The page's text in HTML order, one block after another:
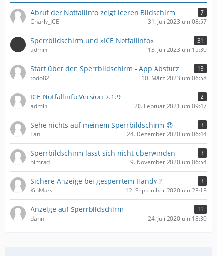
Abruf der Notfallinfo zeigt leeren Bildschirm
7
Charly_ICE
31. Juli 2023 um 08:57
Sperrbildschirm und »ICE Notfallinfo«
31
admin
13. Juli 2023 um 15:30
Start über den Sperrbildschirm - App Absturz
13
todo82
10. März 2023 um 06:58
ICE Notfallinfo Version 7.1.9
2
admin
20. Februar 2021 um 09:47
Sehe nichts auf meinem Sperrbildschirm 😞
3
Lani
24. Dezember 2020 um 06:44
Sperrbildschirm lässt sich nicht überwinden
3
nimrad
9. November 2020 um 06:54
Sichere Anzeige bei gesperrtem Handy ?
3
KiuMars
12. September 2020 um 23:13
Anzeige auf Sperrbildschirm
11
dahn-
24. Juli 2020 um 18:30